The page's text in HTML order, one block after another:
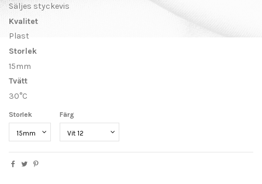
Säljes styckevis
Kvalitet
Plast
Storlek
15mm
Tvätt
30°C
Storlek Färg